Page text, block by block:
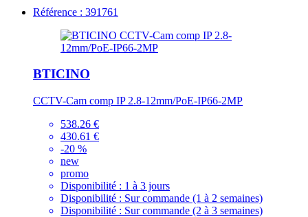
Référence : 391761
BTICINO
CCTV-Cam comp IP 2.8-12mm/PoE-IP66-2MP
538.26 €
430.61 €
-20 %
new
promo
Disponibilité : 1 à 3 jours
Disponibilité : Sur commande (1 à 2 semaines)
Disponibilité : Sur commande (2 à 3 semaines)